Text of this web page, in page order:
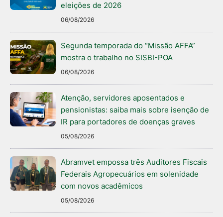
eleições de 2026
06/08/2026
Segunda temporada do “Missão AFFA”
mostra o trabalho no SISBI-POA
06/08/2026
Atenção, servidores aposentados e
pensionistas: saiba mais sobre isenção de
IR para portadores de doenças graves
05/08/2026
Abramvet empossa três Auditores Fiscais
Federais Agropecuários em solenidade
com novos acadêmicos
05/08/2026